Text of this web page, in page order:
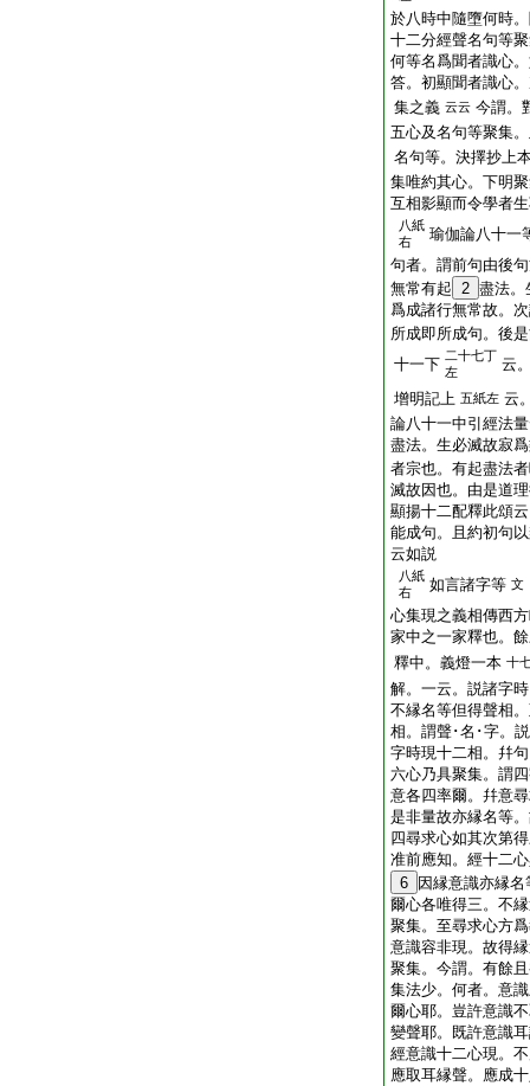
於八時中隨墮何時
十二分經聲名句等
何等名爲聞者識心
答。初顯聞者識心
集之義 云云 今謂。
五心及名句等聚集
名句等。決擇抄
集唯約其心。下明
互相影顯而令學者
八紙
右
瑜伽論八十一
句者。謂前句由後
無常有起 2 盡法。
爲成諸行無常故。
所成即所成句。後
十一下 二十七丁
左
云
增明記上 五紙左 云
論八十一中引經法
盡法。生必滅故寂
者宗也。有起盡法
滅故因也。由是道
顯揚十二配釋此頌
能成句。且約初句
云如説
八紙
右
如言諸字等 文
心集現之義相傳西
家中之一家釋也。
釋中。義燈一本 十
解。一云。説諸字
不縁名等但得聲相
相。謂聲･名･字。
字時現十二相。幷
六心乃具聚集。謂
意各四率爾。幷意
是非量故亦縁名等
四尋求心如其次第
准前應知。經十二
6
因縁意識亦縁
爾心各唯得三。不
聚集。至尋求心方
意識容非現。故得
聚集。今謂。有餘
集法少。何者。意
爾心耶。豈許意識
變聲耶。既許意識
經意識十二心現。
應取耳縁聲。應成